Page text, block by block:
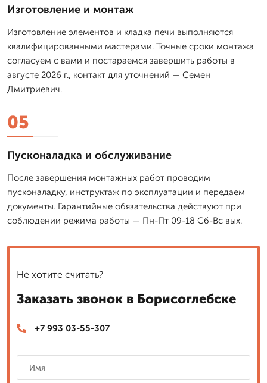
Изготовление и монтаж
Изготовление элементов и кладка печи выполняются
квалифицированными мастерами. Точные сроки монтажа
согласуем с вами и постараемся завершить работы в
августе 2026 г., контакт для уточнений — Семен
Дмитриевич.
05
Пусконаладка и обслуживание
После завершения монтажных работ проводим
пусконаладку, инструктаж по эксплуатации и передаем
документы. Гарантийные обязательства действуют при
соблюдении режима работы — Пн-Пт 09-18 Сб-Вс вых.
Не хотите считать?
Заказать звонок в Борисоглебске
+7 993 03-55-307